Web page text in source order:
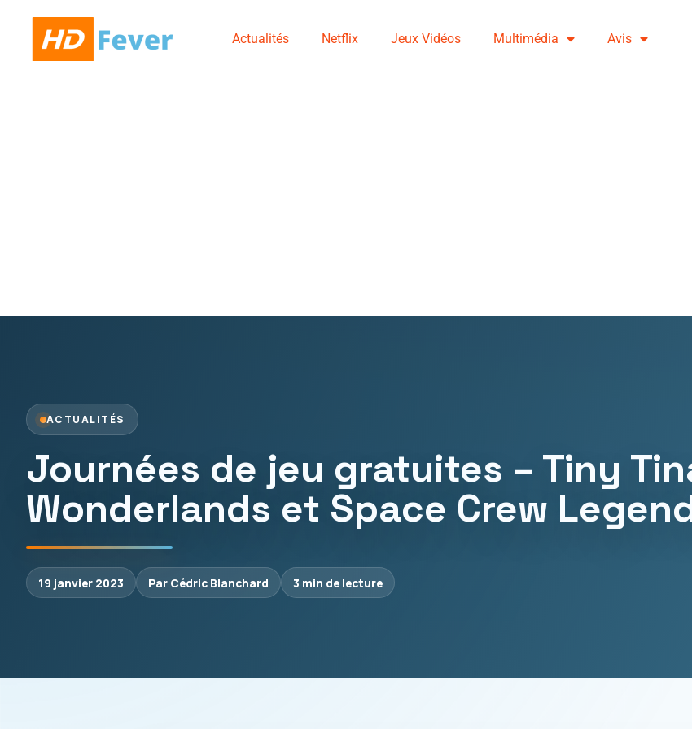
Actualités Netflix Jeux Vidéos Multimédia Avis
ACTUALITÉS
Journées de jeu gratuites – Tiny
Wonderlands et Space Crew
19 janvier 2023 Par Cédric Blanchard 3 min de lecture